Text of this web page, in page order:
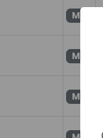
MT
MT
MT